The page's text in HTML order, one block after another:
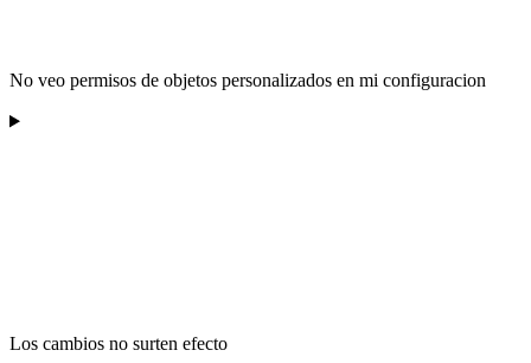
No veo permisos de objetos personalizados en mi configuracion
Los cambios no surten efecto